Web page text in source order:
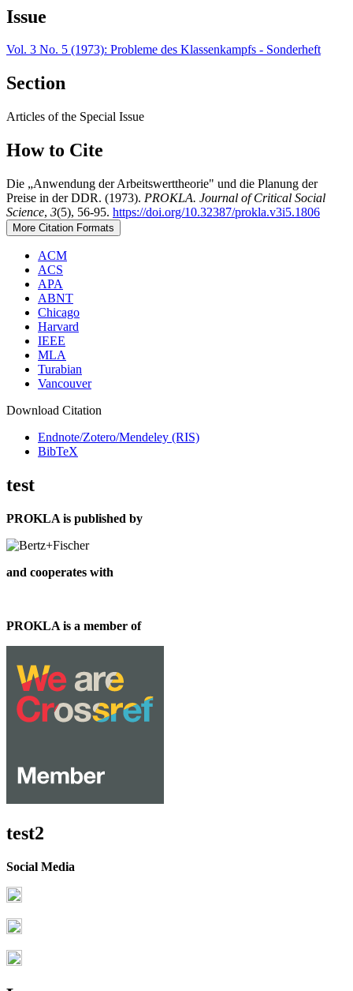
Issue
Vol. 3 No. 5 (1973): Probleme des Klassenkampfs - Sonderheft
Section
Articles of the Special Issue
How to Cite
Die „Anwendung der Arbeitswerttheorie" und die Planung der
Preise in der DDR. (1973). PROKLA. Journal of Critical Social
Science, 3(5), 56-95. https://doi.org/10.32387/prokla.v3i5.1806
More Citation Formats
ACM
ACS
APA
ABNT
Chicago
Harvard
IEEE
MLA
Turabian
Vancouver
Download Citation
Endnote/Zotero/Mendeley (RIS)
BibTeX
test
PROKLA is published by
and cooperates with
PROKLA is a member of
test2
Social Media